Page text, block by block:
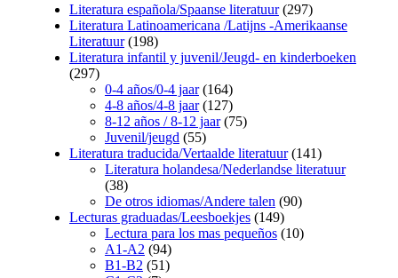
Literatura española/Spaanse literatuur (297)
Literatura Latinoamericana /Latijns -Amerikaanse
Literatuur (198)
Literatura infantil y juvenil/Jeugd- en kinderboeken
(297)
0-4 años/0-4 jaar (164)
4-8 años/4-8 jaar (127)
8-12 años / 8-12 jaar (75)
Juvenil/jeugd (55)
Literatura traducida/Vertaalde literatuur (141)
Literatura holandesa/Nederlandse literatuur
(38)
De otros idiomas/Andere talen (90)
Lecturas graduadas/Leesboekjes (149)
Lectura para los mas pequeños (10)
A1-A2 (94)
B1-B2 (51)